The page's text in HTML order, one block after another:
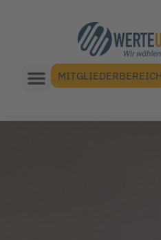
MITGLIEDERBEREICH